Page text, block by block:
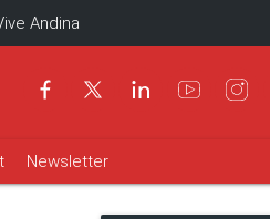
Andina
Newsletter